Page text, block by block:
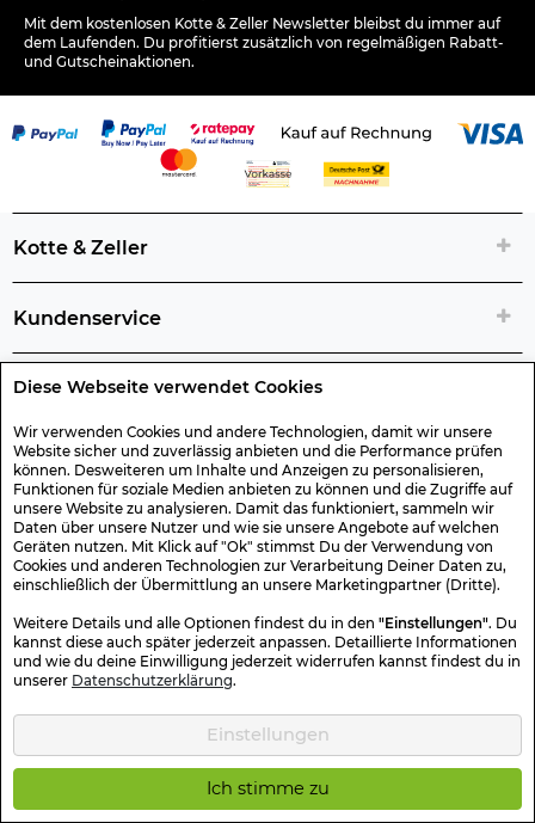
Diese Webseite verwendet Cookies
Wir verwenden Cookies und andere Technologien, damit wir unsere
Website sicher und zuverlässig anbieten und die Performance prüfen
können. Desweiteren um Inhalte und Anzeigen zu personalisieren,
Funktionen für soziale Medien anbieten zu können und die Zugriffe auf
unsere Website zu analysieren. Damit das funktioniert, sammeln wir
Daten über unsere Nutzer und wie sie unsere Angebote auf welchen
Geräten nutzen. Mit Klick auf "Ok" stimmst Du der Verwendung von
Cookies und anderen Technologien zur Verarbeitung Deiner Daten zu,
einschließlich der Übermittlung an unsere Marketingpartner (Dritte).
Weitere Details und alle Optionen findest du in den "Einstellungen". Du
kannst diese auch später jederzeit anpassen. Detaillierte Informationen
und wie du deine Einwilligung jederzeit widerrufen kannst findest du in
unserer Datenschutzerklärung.
Einstellungen
Ich stimme zu
Mit dem kostenlosen Kotte & Zeller Newsletter bleibst du immer auf
dem Laufenden. Du profitierst zusätzlich von regelmäßigen Rabatt-
und Gutscheinaktionen.
Kotte & Zeller
Kundenservice
Rechtliche Artikelinfos
Geschenk-Gutscheine
Versand & Rücksendung
Sicher Einkaufen
Kotte & Zeller 2026 © Alle Rechte vorbehalten. Die durchgestrichenen